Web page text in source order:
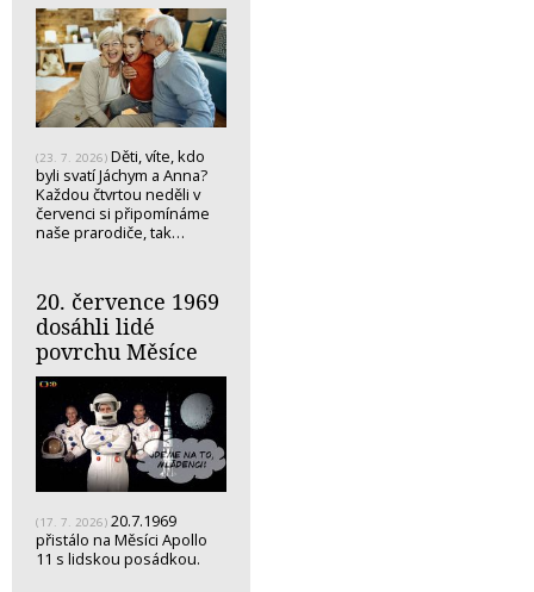
(23. 7. 2026) Děti, víte, kdo
byli svatí Jáchym a Anna?
Každou čtvrtou neděli v
červenci si připomínáme
naše prarodiče, tak…
20. července 1969
dosáhli lidé
povrchu Měsíce
(17. 7. 2026) 20.7.1969
přistálo na Měsíci Apollo
11 s lidskou posádkou.